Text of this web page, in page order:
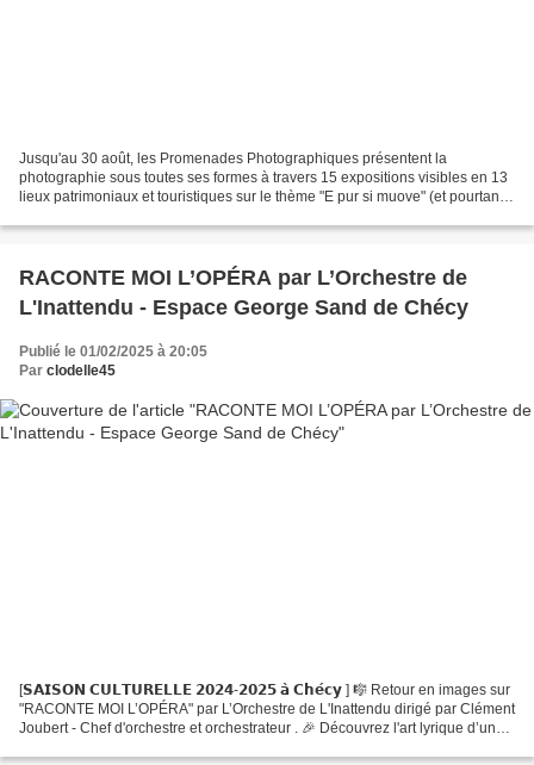
Jusqu'au 30 août, les Promenades Photographiques présentent la
photographie sous toutes ses formes à travers 15 expositions visibles en 13
lieux patrimoniaux et touristiques sur le thème "E pur si muove" (et pourtant
RACONTE MOI L’OPÉRA par L’Orchestre de
L'Inattendu - Espace George Sand de Chécy
Publié le 01/02/2025 à 20:05
Par clodelle45
[𝗦𝗔𝗜𝗦𝗢𝗡 𝗖𝗨𝗟𝗧𝗨𝗥𝗘𝗟𝗟𝗘 𝟮𝟬𝟮𝟰-𝟮𝟬𝟮𝟱 𝗮̀ 𝗖𝗵𝗲́𝗰𝘆 ] 🎼 Retour en images sur
"RACONTE MOI L’OPÉRA" par L’Orchestre de L'Inattendu dirigé par Clément
Joubert - Chef d'orchestre et orchestrateur . 🎉 Découvrez l'art lyrique d’une